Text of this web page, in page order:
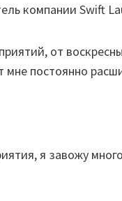
компании Swift
от
мне постоянно
я завожу